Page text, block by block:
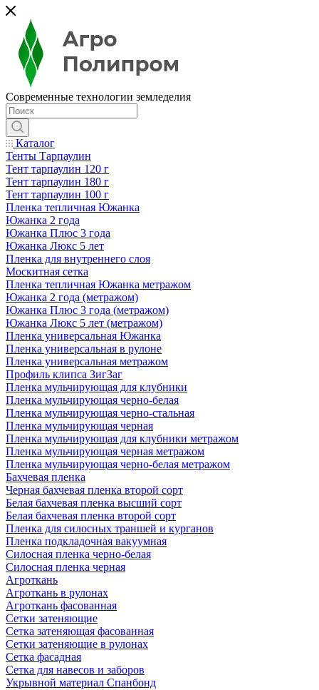
Современные технологии земледелия
Каталог
Тенты Тарпаулин
Тент тарпаулин 120 г
Тент тарпаулин 180 г
Тент тарпаулин 100 г
Пленка тепличная Южанка
Южанка 2 года
Южанка Плюс 3 года
Южанка Люкс 5 лет
Пленка для внутреннего слоя
Москитная сетка
Пленка тепличная Южанка метражом
Южанка 2 года (метражом)
Южанка Плюс 3 года (метражом)
Южанка Люкс 5 лет (метражом)
Пленка универсальная Южанка
Пленка универсальная в рулоне
Пленка универсальная метражом
Профиль клипса ЗигЗаг
Пленка мульчирующая для клубники
Пленка мульчирующая черно-белая
Пленка мульчирующая черно-стальная
Пленка мульчирующая черная
Пленка мульчирующая для клубники метражом
Пленка мульчирующая черная метражом
Пленка мульчирующая черно-белая метражом
Бахчевая пленка
Черная бахчевая пленка второй сорт
Белая бахчевая пленка высший сорт
Белая бахчевая пленка второй сорт
Пленка для силосных траншей и курганов
Пленка подкладочная вакуумная
Силосная пленка черно-белая
Силосная пленка черная
Агроткань
Агроткань в рулонах
Агроткань фасованная
Сетки затеняющие
Сетка затеняющая фасованная
Сетки затеняющие в рулонах
Сетка фасадная
Сетка для навесов и заборов
Укрывной материал Спанбонд